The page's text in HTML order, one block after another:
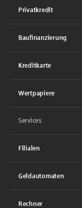
Privatkredit
Baufinanzierung
Kreditkarte
Wertpapiere
Services
Filialen
Geldautomaten
Rechner